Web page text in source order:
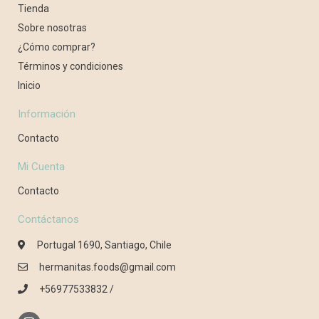
Tienda
Sobre nosotras
¿Cómo comprar?
Términos y condiciones
Inicio
Información
Contacto
Mi Cuenta
Contacto
Contáctanos
Portugal 1690, Santiago, Chile
hermanitas.foods@gmail.com
+56977533832 /